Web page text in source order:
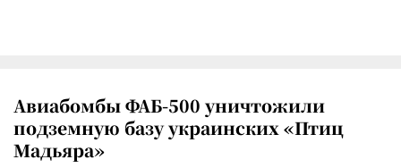
Авиабомбы ФАБ-500 уничтожили
подземную базу украинских «Птиц
Мадьяра»